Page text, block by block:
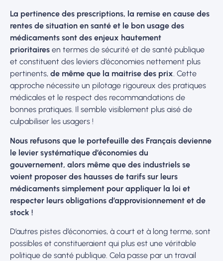
La pertinence des prescriptions, la remise en cause des
rentes de situation en santé et le bon usage des
médicaments sont des enjeux hautement
prioritaires en termes de sécurité et de santé publique
et constituent des leviers d’économies nettement plus
pertinents, de même que la maitrise des prix. Cette
approche nécessite un pilotage rigoureux des pratiques
médicales et le respect des recommandations de
bonnes pratiques. Il semble visiblement plus aisé de
culpabiliser les usagers !
Nous refusons que le portefeuille des Français devienne
le levier systématique d’économies du
gouvernement, alors même que des industriels se
voient proposer des hausses de tarifs sur leurs
médicaments simplement pour appliquer la loi et
respecter leurs obligations d’approvisionnement et de
stock !
D’autres pistes d’économies, à court et à long terme, sont
possibles et constitueraient qui plus est une véritable
politique de santé publique. Cela passe par un travail